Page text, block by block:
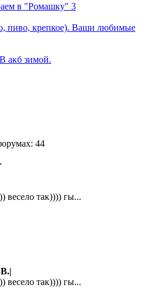
в "Ромашку" 3
пиво, крепкое). Ваши любимые
акб зимой.
весело так)))) гы...
весело так)))) гы...